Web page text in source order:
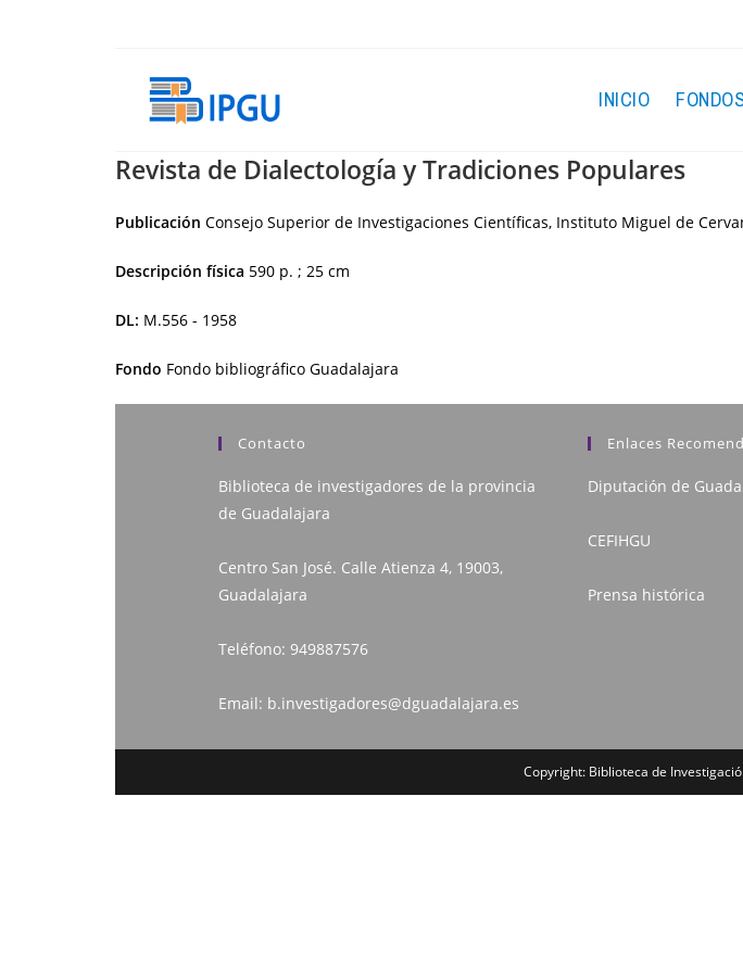
INICIO
Revista de Dialectología y Tradiciones Populares
Publicación Consejo Superior de Investigaciones Científicas, Instituto Miguel de
Descripción física 590 p. ; 25 cm
DL: M.556 - 1958
Fondo Fondo bibliográfico Guadalajara
Contacto
Biblioteca de investigadores de la provincia
de Guadalajara
Centro San José. Calle Atienza 4, 19003,
Guadalajara
Teléfono: 949887576
Email: b.investigadores@dguadalajara.es
Enlaces
Diputación de
CEFIHGU
Prensa histórica
Copyright: Biblioteca de